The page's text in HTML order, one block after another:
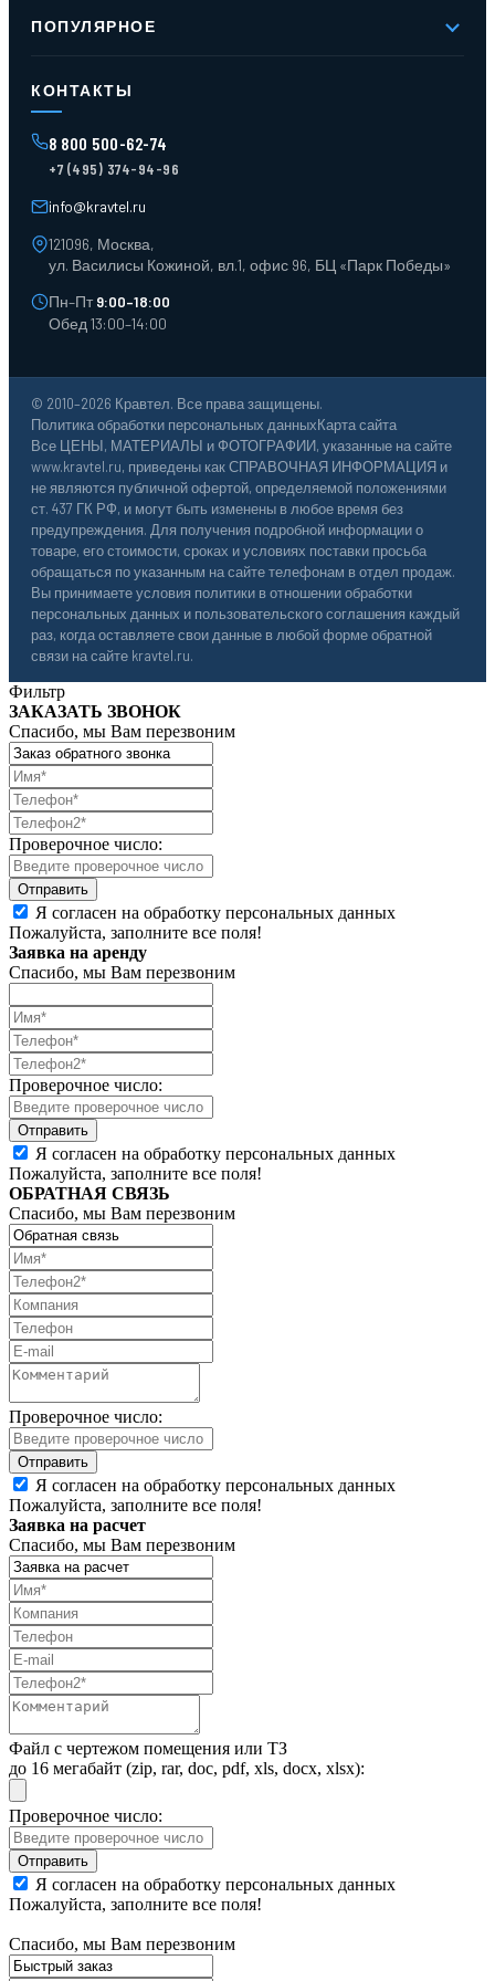
Контакты
Доставка и оплата
ПОПУЛЯРНОЕ
Контейнеры для отходов
Поддоны
Ящики пластиковые
Тара пласт. и металл.
Тележки для склада
КОНТАКТЫ
8 800 500-62-74
+7 (495) 374-94-96
info@kravtel.ru
121096, Москва,
ул. Василисы Кожиной, вл.1, офис 96, БЦ «Парк Победы»
Пн–Пт9:00–18:00
Обед 13:00–14:00
© 2010–2026 Кравтел. Все права защищены.
Политика обработки персональных данныхКарта сайта
Все ЦЕНЫ, МАТЕРИАЛЫ и ФОТОГРАФИИ, указанные на сайте
www.kravtel.ru, приведены как СПРАВОЧНАЯ ИНФОРМАЦИЯ и
не являются публичной офертой, определяемой положениями
ст. 437 ГК РФ, и могут быть изменены в любое время без
предупреждения. Для получения подробной информации о
товаре, его стоимости, сроках и условиях поставки просьба
обращаться по указанным на сайте телефонам в отдел продаж.
Вы принимаете условия политики в отношении обработки
персональных данных и пользовательского соглашения каждый
раз, когда оставляете свои данные в любой форме обратной
связи на сайте kravtel.ru.
Фильтр
ЗАКАЗАТЬ ЗВОНОК
Спасибо, мы Вам перезвоним
Проверочное число:
Я согласен на обработку персональных данных
Пожалуйста, заполните все поля!
Заявка на аренду
Спасибо, мы Вам перезвоним
Проверочное число:
Я согласен на обработку персональных данных
Пожалуйста, заполните все поля!
ОБРАТНАЯ СВЯЗЬ
Спасибо, мы Вам перезвоним
Проверочное число:
Я согласен на обработку персональных данных
Пожалуйста, заполните все поля!
Заявка на расчет
Спасибо, мы Вам перезвоним
Файл с чертежом помещения или ТЗ
до 16 мегабайт (zip, rar, doc, pdf, xls, docx, xlsx):
Проверочное число:
Я согласен на обработку персональных данных
Пожалуйста, заполните все поля!
Спасибо, мы Вам перезвоним